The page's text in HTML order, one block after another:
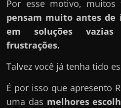
Por esse motivo, muitos
pensam muito antes
em soluções
frustrações.
Talvez você já tenha tido
É por isso que apresento
uma das melhores